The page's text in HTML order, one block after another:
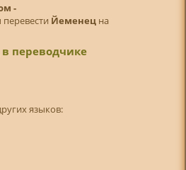
-
Йеменецна
переводчике
языков: